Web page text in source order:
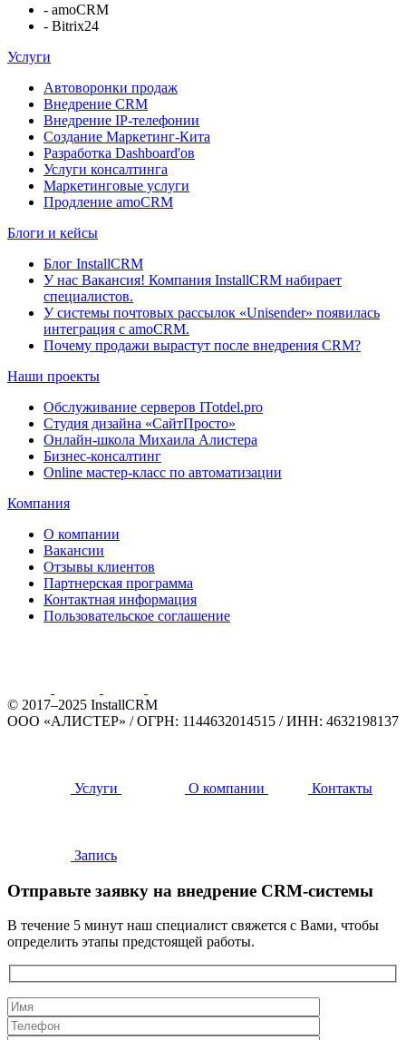
- amoCRM
- Bitrix24
Услуги
Автоворонки продаж
Внедрение CRM
Внедрение IP-телефонии
Создание Маркетинг-Кита
Разработка Dashboard'ов
Услуги консалтинга
Маркетинговые услуги
Продление amoCRM
Блоги и кейсы
Блог InstallCRM
У нас Вакансия! Компания InstallCRM набирает
специалистов.
У системы почтовых рассылок «Unisender» появилась
интеграция с amoCRM.
Почему продажи вырастут после внедрения CRM?
Наши проекты
Обслуживание серверов ITotdel.pro
Студия дизайна «СайтПросто»
Онлайн-школа Михаила Алистера
Бизнес-консалтинг
Online мастер-класс по автоматизации
Компания
О компании
Вакансии
Отзывы клиентов
Партнерская программа
Контактная информация
Пользовательское соглашение
© 2017–2025 InstallCRM
ООО «АЛИСТЕР» /ОГРН: 1144632014515 /ИНН: 4632198137
Услуги О компании Контакты
Запись
Отправьте заявку на внедрение CRM-системы
В течение 5 минут наш специалист свяжется с Вами, чтобы
определить этапы предстоящей работы.